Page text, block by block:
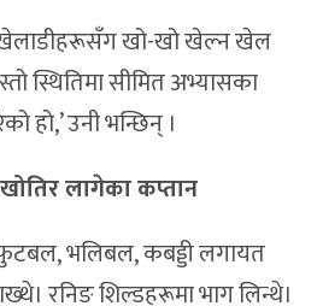
खो-खो खेल्न खेल
स्थितिमा सीमित अभ्यासका
हो,’ उनी भन्छिन् ।
लागेका कप्तान
भलिबल, कबड्डी लगायत
रनिङ शिल्डहरूमा भाग लिन्थे।